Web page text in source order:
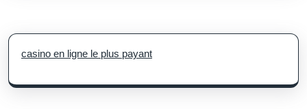
casino en ligne le plus payant